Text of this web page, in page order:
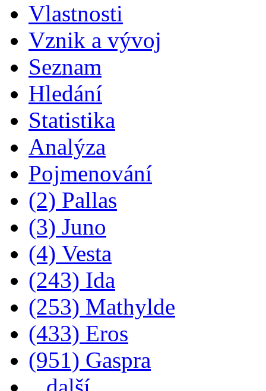
Vlastnosti
Vznik a vývoj
Seznam
Hledání
Statistika
Analýza
Pojmenování
(2) Pallas
(3) Juno
(4) Vesta
(243) Ida
(253) Mathylde
(433) Eros
(951) Gaspra